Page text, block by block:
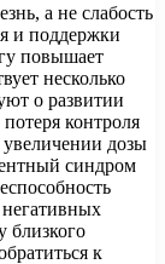
а не слабость
и поддержки
повышает
несколько
о развитии
контроля
увеличении дозы
синдром
негативных
близкого
к